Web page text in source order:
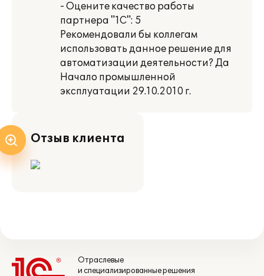
- Оцените качество работы
партнера "1С": 5
Рекомендовали бы коллегам
использовать данное решение для
автоматизации деятельности? Да
Начало промышленной
эксплуатации 29.10.2010 г.
Отзыв клиента
Отраслевые
и специализированные решения